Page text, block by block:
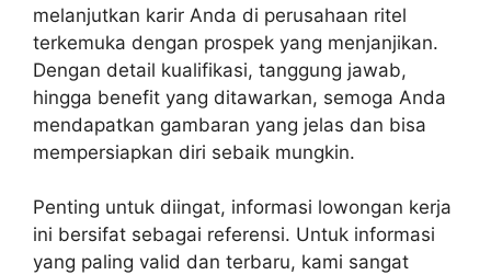
melanjutkan karir Anda di perusahaan ritel
terkemuka dengan prospek yang menjanjikan.
Dengan detail kualifikasi, tanggung jawab,
hingga benefit yang ditawarkan, semoga Anda
mendapatkan gambaran yang jelas dan bisa
mempersiapkan diri sebaik mungkin.
Penting untuk diingat, informasi lowongan kerja
ini bersifat sebagai referensi. Untuk informasi
yang paling valid dan terbaru, kami sangat